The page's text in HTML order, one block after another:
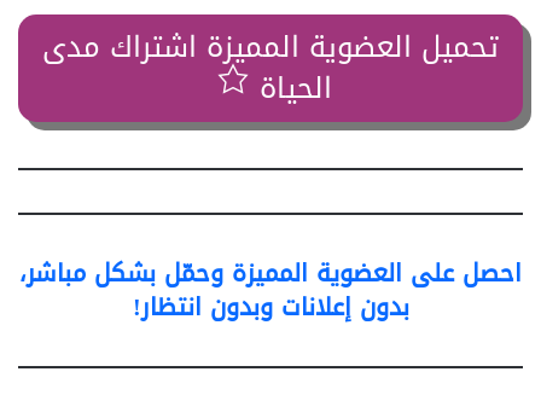
تحميل العضوية المميزة اشتراك مدى
الحياة
احصل على العضوية المميزة وحمّل بشكل مباشر،
بدون إعلانات وبدون انتظار!